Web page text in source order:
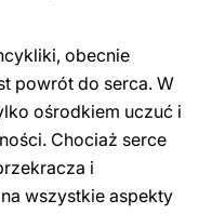
obecnie
powrót do serca. W
ośrodkiem uczuć i
Chociaż serce
i
wszystkie aspekty